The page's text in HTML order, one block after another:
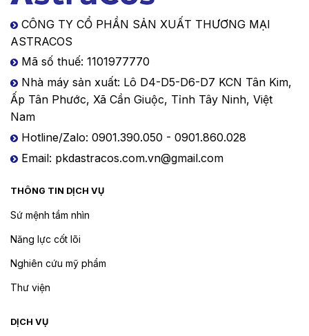
CÔNG TY CỔ PHẦN SẢN XUẤT THƯƠNG MẠI
ASTRACOS
Mã số thuế: 1101977770
Nhà máy sản xuất: Lô D4-D5-D6-D7 KCN Tân Kim,
Ấp Tân Phước, Xã Cần Giuộc, Tỉnh Tây Ninh, Việt
Nam
Hotline/Zalo: 0901.390.050 - 0901.860.028
Email: pkdastracos.com.vn@gmail.com
THÔNG TIN DỊCH VỤ
Sứ mệnh tầm nhìn
Năng lực cốt lõi
Nghiên cứu mỹ phẩm
Thư viện
DỊCH VỤ